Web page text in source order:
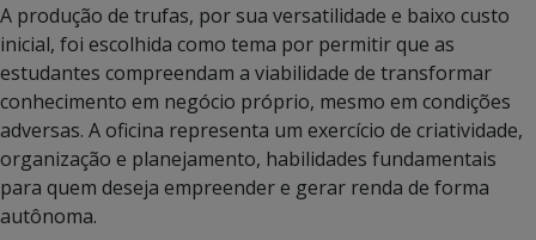
A produção de trufas, por sua versatilidade e baixo custo
inicial, foi escolhida como tema por permitir que as
estudantes compreendam a viabilidade de transformar
conhecimento em negócio próprio, mesmo em condições
adversas. A oficina representa um exercício de criatividade,
organização e planejamento, habilidades fundamentais
para quem deseja empreender e gerar renda de forma
autônoma.